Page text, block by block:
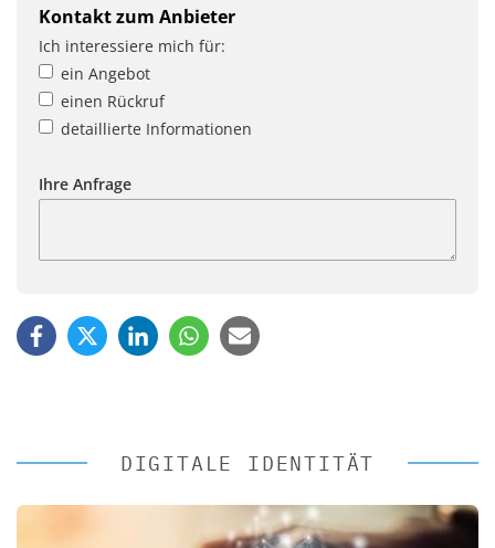
Kontakt zum Anbieter
Ich interessiere mich für:
ein Angebot
einen Rückruf
detaillierte Informationen
Ihre Anfrage
DIGITALE IDENTITÄT